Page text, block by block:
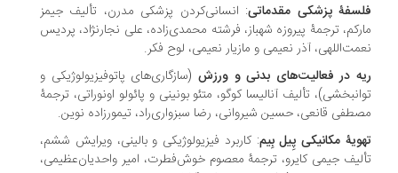
پزشکی مقدماتی: انسانی‌کردن پزشکی مدرن، تألیف جیمز
ترجمۀ پیروزه شهباز، فرشته محمدی‌زاده، علی نجارنژاد، پردیس
آذر نعیمی و مازیار نعیمی، لوح فکر.
در فعالیت‌های بدنی و ورزش(سازگاری‌های پاتوفیزیولوژیکی و
تألیف آنالیسا کوگو، متئو بونینی و پائولو اونوراتی، ترجمۀ
قانعی، حسین شیروانی، رضا سبزواری‌راد، تیمورزاده نوین.
مکانیکی پِیل بِیم: کاربرد فیزیولوژیکی و بالینی، ویرایش ششم،
جیمی کایرو، ترجمۀ معصوم خوش‌فطرت، امیر واحدیان‌عظیمی،